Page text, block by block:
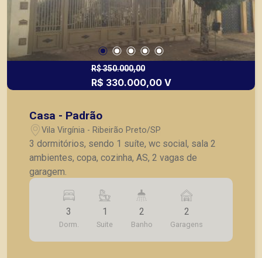
R$ 350.000,00
R$ 330.000,00 V
Casa - Padrão
Vila Virgínia - Ribeirão Preto/SP
3 dormitórios, sendo 1 suíte, wc social, sala 2
ambientes, copa, cozinha, AS, 2 vagas de
garagem.
3
Dorm.
1
Suite
2
Banho
2
Garagens